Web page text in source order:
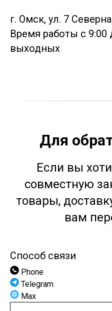
г. Омск, ул. 7
Время работы с 9:00
выходных
Для
Если вы
совместную
товары,
вам
Способ связи
Phone
Telegram
Max